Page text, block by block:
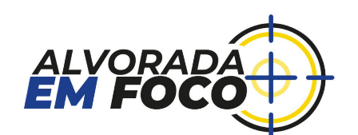
conteúdo